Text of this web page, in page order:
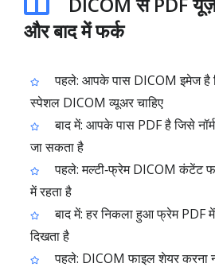
और बाद में फर्क
पहले: आपके पास DICOM इमेज है
स्पेशल DICOM व्यूअर चाहिए
बाद में: आपके पास PDF है जिसे
जा सकता है
पहले: मल्टी‑फ्रेम DICOM कंटेंट
में रहता है
बाद में: हर निकला हुआ फ्रेम PDF
दिखता है
पहले: DICOM फाइल शेयर करना